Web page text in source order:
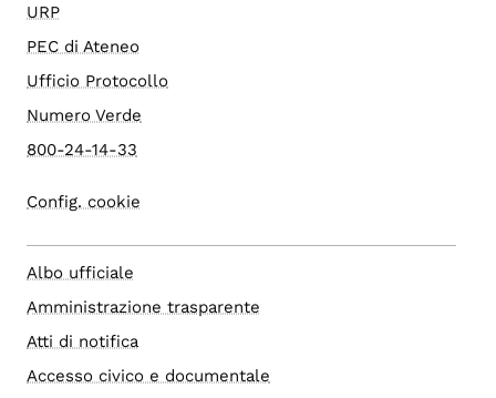
URP
PEC di Ateneo
Ufficio Protocollo
Numero Verde
800-24-14-33
Config. cookie
Albo ufficiale
Amministrazione trasparente
Atti di notifica
Accesso civico e documentale